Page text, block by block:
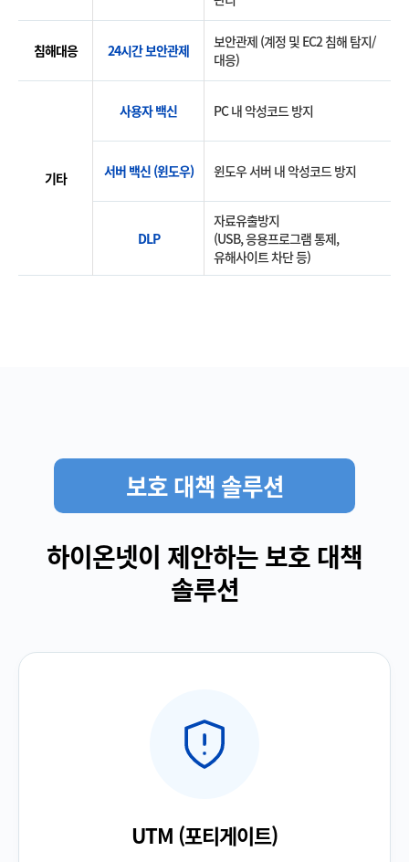
침해대응 24시간 보안관제
보안관제 (계정 및 EC2 침해 탐지/
대응)
기타
사용자 백신 PC 내 악성코드 방지
서버 백신 (윈도우) 윈도우 서버 내 악성코드 방지
DLP
자료유출방지
(USB, 응용프로그램 통제,
유해사이트 차단 등)
보호 대책 솔루션
하이온넷이 제안하는 보호 대책
솔루션
UTM (포티게이트)